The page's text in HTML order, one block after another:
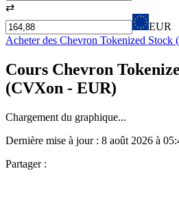
⇄
EUR
Acheter des Chevron Tokenized Stock
Cours Chevron
(CVXon - EUR)
Chargement du graphique...
Dernière mise à jour : 8 août 2026 à
Partager :